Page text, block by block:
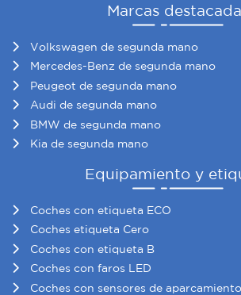
Marcas
Volkswagen de segunda mano
Mercedes-Benz de segunda mano
Peugeot de segunda mano
Audi de segunda mano
BMW de segunda mano
Kia de segunda mano
Equipamiento y
Coches con etiqueta ECO
Coches etiqueta Cero
Coches con etiqueta B
Coches con faros LED
Coches con sensores de aparcamiento